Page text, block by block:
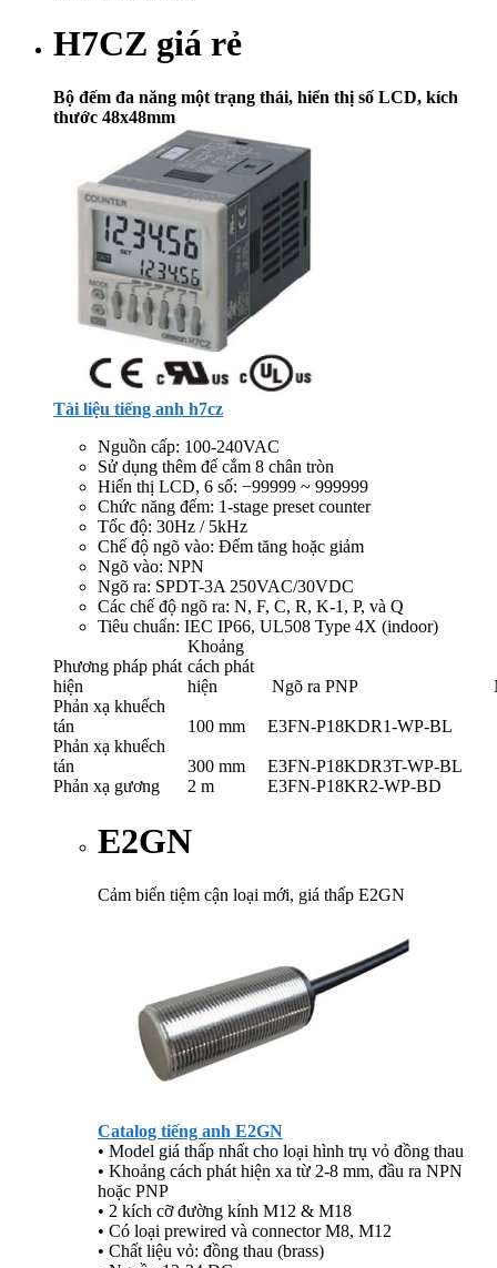
H7CZ giá rẻ
Bộ đếm đa năng một trạng thái, hiển thị số LCD, kích
thước 48x48mm
Tài liệu tiếng anh h7cz
Nguồn cấp: 100-240VAC
Sử dụng thêm đế cắm 8 chân tròn
Hiển thị LCD, 6 số: −99999 ~ 999999
Chức năng đếm: 1-stage preset counter
Tốc độ: 30Hz / 5kHz
Chế độ ngõ vào: Đếm tăng hoặc giảm
Ngõ vào: NPN
Ngõ ra: SPDT-3A 250VAC/30VDC
Các chế độ ngõ ra: N, F, C, R, K-1, P, và Q
Tiêu chuẩn: IEC IP66, UL508 Type 4X (indoor)
Phương pháp phát
hiện
Khoảng
cách phát
hiện
Ngõ ra PNP
Phản xạ khuếch
tán
100 mm E3FN-P18KDR1-WP-BL
Phản xạ khuếch
tán
300 mm E3FN-P18KDR3T-WP-BL
Phản xạ gương
2 m E3FN-P18KR2-WP-BD
E2GN
Cảm biến tiệm cận loại mới, giá thấp E2GN
Catalog tiếng anh E2GN
• Model giá thấp nhất cho loại hình trụ vỏ đồng thau
• Khoảng cách phát hiện xa từ 2-8 mm, đầu ra NPN
hoặc PNP
• 2 kích cỡ đường kính M12 & M18
• Có loại prewired và connector M8, M12
• Chất liệu vỏ: đồng thau (brass)